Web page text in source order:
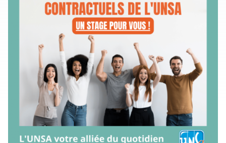
[Montpellier]Contractuel.les de l’éducation : un
stage pour vous!
17 mars 2026-OCCITANIE
Vous êtes contractuel.les de l'Education Nationale? L’UNSA
Éducation vous propose un stage de formation syndicale,
décliné sur plusieurs dates et lieux dans l’académie de